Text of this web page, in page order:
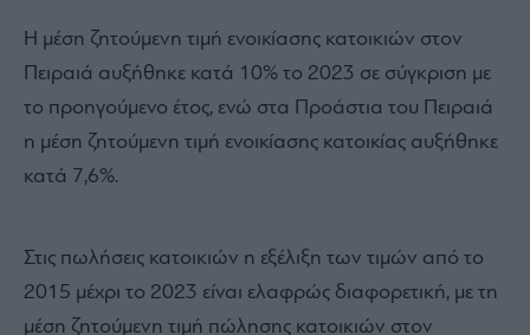
Η μέση ζητούμενη τιμή ενοικίασης κατοικιών στον
Πειραιά αυξήθηκε κατά 10% το 2023 σε σύγκριση με
το προηγούμενο έτος, ενώ στα Προάστια του Πειραιά
η μέση ζητούμενη τιμή ενοικίασης κατοικίας αυξήθηκε
κατά 7,6%.
Στις πωλήσεις κατοικιών η εξέλιξη των τιμών από το
2015 μέχρι το 2023 είναι ελαφρώς διαφορετική, με τη
μέση ζητούμενη τιμή πώλησης κατοικιών στον